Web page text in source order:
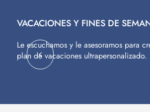
VACACIONES Y FINES DE
Le escuchamos y le asesoramos para
plan de vacaciones ultrapersonalizado.